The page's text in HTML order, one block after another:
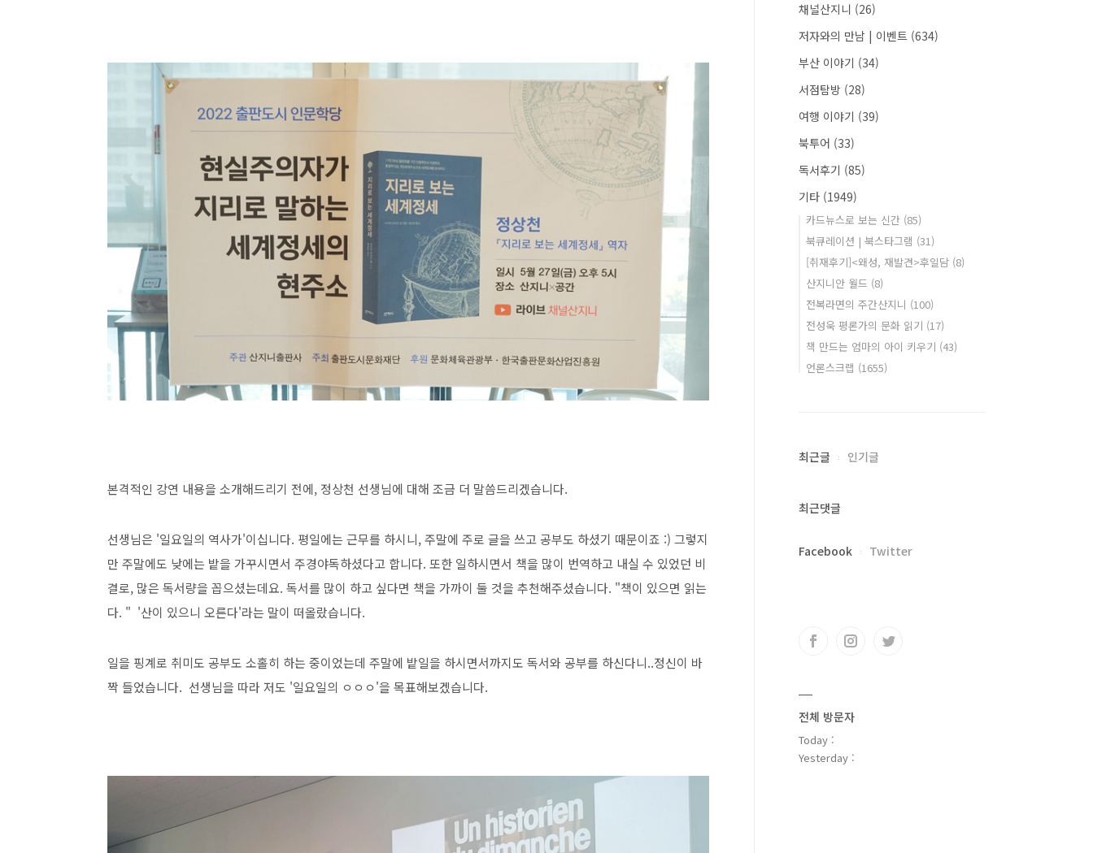
본격적인 강연 내용을 소개해드리기 전에, 정상천 선생님에 대해 조금 더 말씀드리겠습니다.
선생님은 '일요일의 역사가'이십니다. 평일에는 근무를 하시니, 주말에 주로 글을 쓰고 공부도 하셨기 때문이죠 :) 그렇지
만 주말에도 낮에는 밭을 가꾸시면서 주경야독하셨다고 합니다. 또한 일하시면서 책을 많이 번역하고 내실 수 있었던 비
결로, 많은 독서량을 꼽으셨는데요. 독서를 많이 하고 싶다면 책을 가까이 둘 것을 추천해주셨습니다. "책이 있으면 읽는
다. " '산이 있으니 오른다'라는 말이 떠올랐습니다.
일을 핑계로 취미도 공부도 소홀히 하는 중이었는데 주말에 밭일을 하시면서까지도 독서와 공부를 하신다니..정신이 바
짝 들었습니다. 선생님을 따라 저도 '일요일의 ㅇㅇㅇ'을 목표해보겠습니다.
채널산지니 (26)
저자와의 만남 | 이벤트 (634)
부산 이야기 (34)
서점탐방 (28)
여행 이야기 (39)
북투어 (33)
독서후기 (85)
기타 (1949)
카드뉴스로 보는 신간 (85)
북큐레이션 | 북스타그램 (31)
[취재후기]<왜성, 재발견>후일담 (8)
산지니안 월드 (8)
전복라면의 주간산지니 (100)
전성욱 평론가의 문화 읽기 (17)
책 만드는 엄마의 아이 키우기 (43)
언론스크랩 (1655)
최근글 인기글
최근댓글
Facebook Twitter
전체 방문자
Today :
Yesterday :